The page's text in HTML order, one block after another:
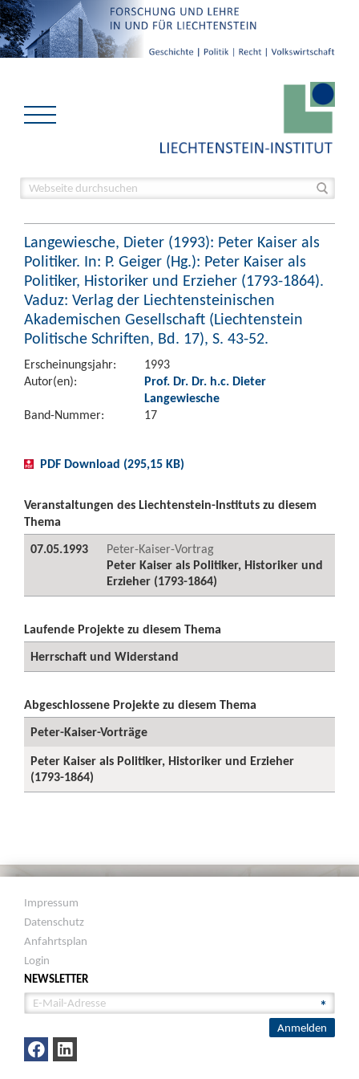
Langewiesche, Dieter (1993): Peter Kaiser als
Politiker. In: P. Geiger (Hg.): Peter Kaiser als
Politiker, Historiker und Erzieher (1793-1864).
Vaduz: Verlag der Liechtensteinischen
Akademischen Gesellschaft (Liechtenstein
Politische Schriften, Bd. 17), S. 43-52.
Erscheinungsjahr:
1993
Autor(en):
Prof. Dr. Dr. h.c. Dieter
Langewiesche
Band-Nummer:
17
PDF Download (295,15 KB)
Veranstaltungen des Liechtenstein-Instituts zu diesem
Thema
07.05.1993
Peter-Kaiser-Vortrag
Peter Kaiser als Politiker, Historiker und
Erzieher (1793-1864)
Laufende Projekte zu diesem Thema
Herrschaft und Widerstand
Abgeschlossene Projekte zu diesem Thema
Peter-Kaiser-Vorträge
Peter Kaiser als Politiker, Historiker und Erzieher
(1793-1864)
Impressum
Datenschutz
Anfahrtsplan
Login
NEWSLETTER